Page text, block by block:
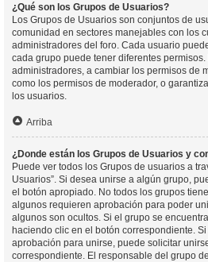
¿Qué son los Grupos de Usuarios?
Los Grupos de Usuarios son conjuntos de
comunidad en sectores manejables con los
administradores del foro. Cada usuario
cada grupo puede tener diferentes
administradores, a cambiar los permisos de
como los permisos de moderador, o
los usuarios.
Arriba
¿Donde están los Grupos de Usuarios y
Puede ver todos los Grupos de usuarios a
Usuarios”. Si desea unirse a algún grupo,
el botón apropiado. No todos los grupos
algunos requieren aprobación para poder
algunos son ocultos. Si el grupo se
haciendo clic en el botón correspondiente.
aprobación para unirse, puede solicitar
correspondiente. El responsable del grupo